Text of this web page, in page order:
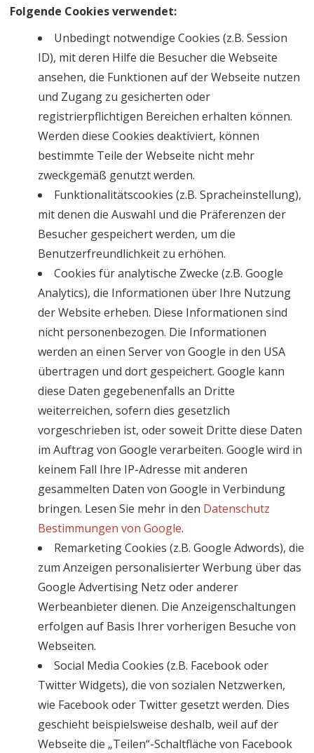
Folgende Cookies verwendet:
Unbedingt notwendige Cookies (z.B. Session
ID), mit deren Hilfe die Besucher die Webseite
ansehen, die Funktionen auf der Webseite nutzen
und Zugang zu gesicherten oder
registrierpflichtigen Bereichen erhalten können.
Werden diese Cookies deaktiviert, können
bestimmte Teile der Webseite nicht mehr
zweckgemäß genutzt werden.
Funktionalitätscookies (z.B. Spracheinstellung),
mit denen die Auswahl und die Präferenzen der
Besucher gespeichert werden, um die
Benutzerfreundlichkeit zu erhöhen.
Cookies für analytische Zwecke (z.B. Google
Analytics), die Informationen über Ihre Nutzung
der Website erheben. Diese Informationen sind
nicht personenbezogen. Die Informationen
werden an einen Server von Google in den USA
übertragen und dort gespeichert. Google kann
diese Daten gegebenenfalls an Dritte
weiterreichen, sofern dies gesetzlich
vorgeschrieben ist, oder soweit Dritte diese Daten
im Auftrag von Google verarbeiten. Google wird in
keinem Fall Ihre IP-Adresse mit anderen
gesammelten Daten von Google in Verbindung
bringen. Lesen Sie mehr in den Datenschutz
Bestimmungen von Google.
Remarketing Cookies (z.B. Google Adwords), die
zum Anzeigen personalisierter Werbung über das
Google Advertising Netz oder anderer
Werbeanbieter dienen. Die Anzeigenschaltungen
erfolgen auf Basis Ihrer vorherigen Besuche von
Webseiten.
Social Media Cookies (z.B. Facebook oder
Twitter Widgets), die von sozialen Netzwerken,
wie Facebook oder Twitter gesetzt werden. Dies
geschieht beispielsweise deshalb, weil auf der
Webseite die „Teilen“-Schaltfläche von Facebook